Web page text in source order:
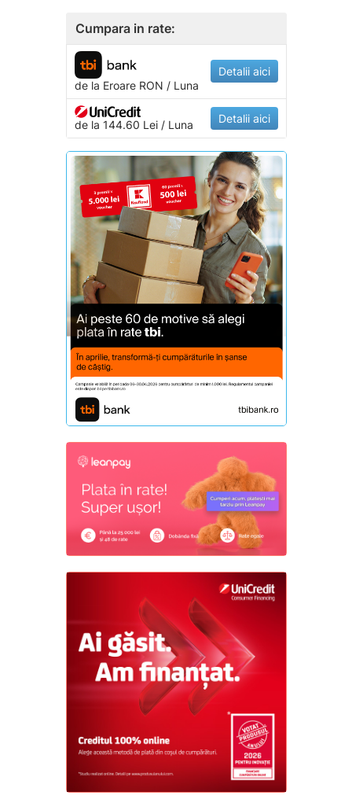
Cumpara in rate:
de la EroareRON / Luna
Detalii aici
de la 144.60 Lei / Luna Detalii aici